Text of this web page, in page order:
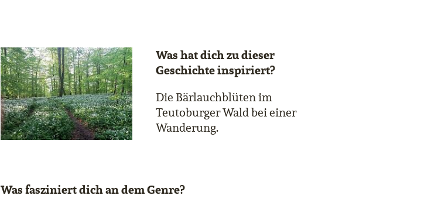
Was hat dich zu dieser
Geschichte inspiriert?
Die Bärlauchblüten im
Teutoburger Wald bei einer
Wanderung.
Was fasziniert dich an dem Genre?